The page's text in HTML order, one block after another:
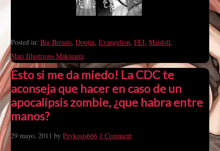
Posted in:Big Breasts,Doujin,Evangelion,FEI,Maidoll,
Mari Illustrious Makinami
Esto si me da miedo! La CDC te
aconseja que hacer en caso de un
apocalipsis zombie, ¿que habra entre
manos?
29 mayo, 2011 byPzykosis666 1 Comment